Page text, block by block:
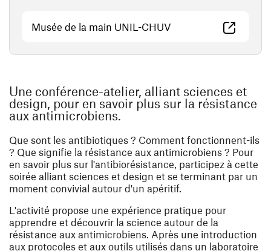
Musée de la main UNIL-CHUV (ouvre une nouvelle
Une conférence-atelier, alliant sciences et
design, pour en savoir plus sur la résistance
aux antimicrobiens.
Que sont les antibiotiques ? Comment fonctionnent-ils
? Que signifie la résistance aux antimicrobiens ? Pour
en savoir plus sur l'antibiorésistance, participez à cette
soirée alliant sciences et design et se terminant par un
moment convivial autour d'un apéritif.
L'activité propose une expérience pratique pour
apprendre et découvrir la science autour de la
résistance aux antimicrobiens. Après une introduction
aux protocoles et aux outils utilisés dans un laboratoire